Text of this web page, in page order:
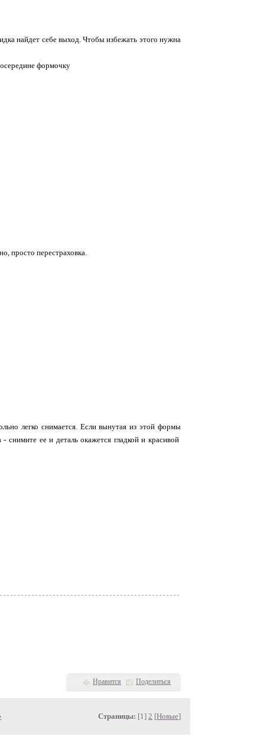
найдет себе выход. Чтобы избежать этого нужна
формочку
просто перестраховка.
легко снимается. Если вынутая из этой формы
ее и деталь окажется гладкой и красивой
Нравится Поделиться
Страницы: [1] 2 [Новые]